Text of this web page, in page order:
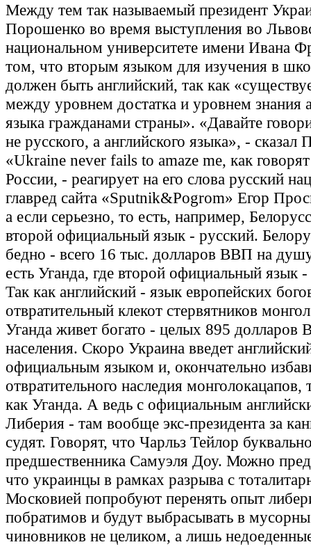
Между тем так называемый президент
Порошенко во время выступления во
национальном университете имени Ивана
том, что вторым языком для изучения в
должен быть английский, так как
между уровнем достатка и уровнем знания
языка гражданами страны». «Давайте
не русского, а английского языка», -
«Ukraine never fails to amaze me, как
России, - реагирует на его слова русский
главред сайта «Sputnik&Pogrom» Егор
а если серьезно, то есть, например,
второй официальный язык - русский.
бедно - всего 16 тыс. долларов ВВП на
есть Уганда, где второй официальный язык -
Так как английский - язык европейских
отвратительный клекот стервятников
Уганда живет богато - целых 895
населения. Скоро Украина введет
официальным языком и, окончательно
отвратительного наследия монголокацапов,
как Уганда. А ведь с официальным
Либерия - там вообще экс-президента за
судят. Говорят, что Чарльз Тейлор
предшественника Самуэля Доу. Можно
что украинцы в рамках разрыва с
Московией попробуют перенять опыт
побратимов и будут выбрасывать в
чиновников не целиком, а лишь